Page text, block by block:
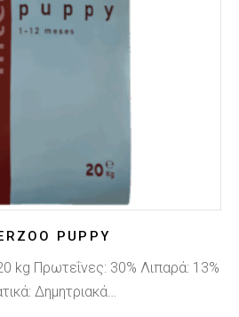
PUPPY
kg Πρωτεΐνες: 30% Λιπαρά: 13%
Δημητριακά…